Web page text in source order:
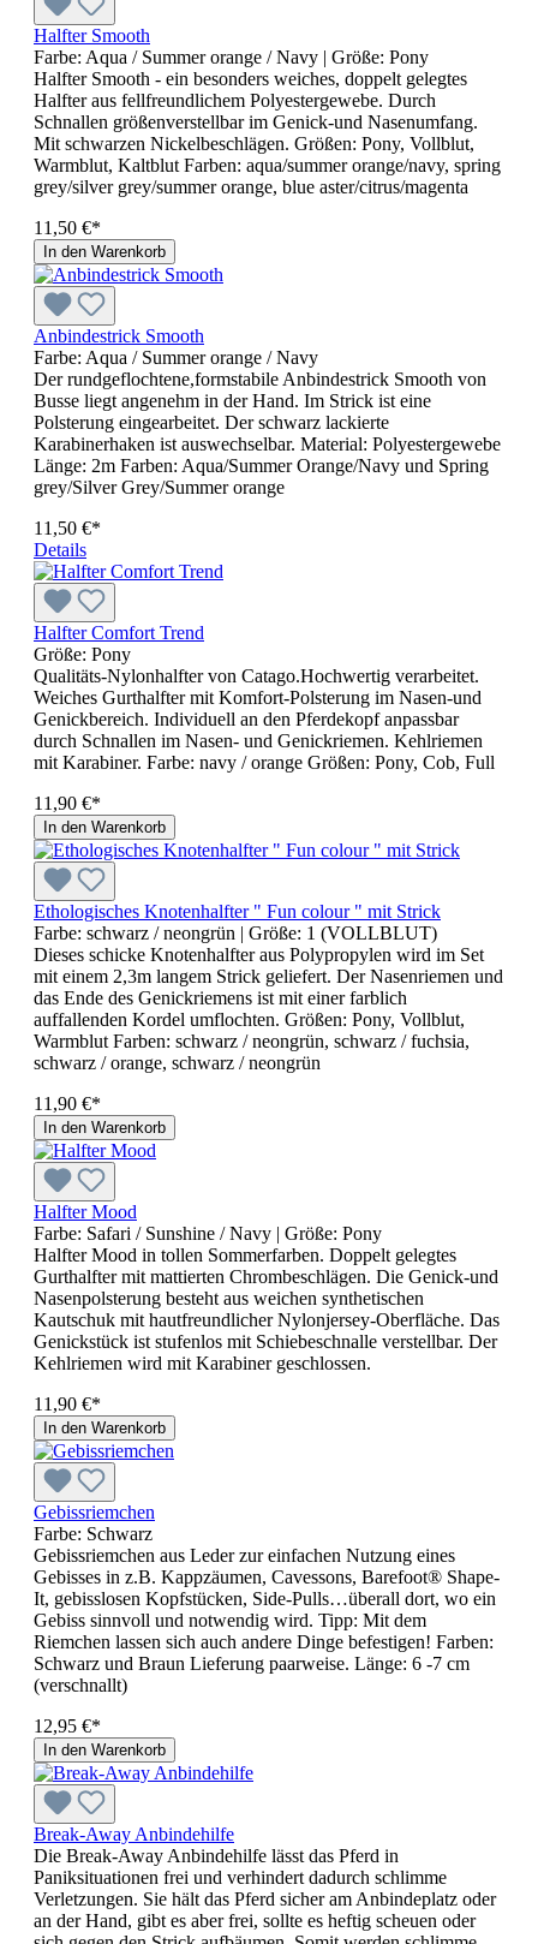
Halfter Smooth
Farbe: Aqua / Summer orange / Navy | Größe: Pony
Halfter Smooth - ein besonders weiches, doppelt gelegtes
Halfter aus fellfreundlichem Polyestergewebe. Durch
Schnallen größenverstellbar im Genick-und Nasenumfang.
Mit schwarzen Nickelbeschlägen. Größen: Pony, Vollblut,
Warmblut, Kaltblut Farben: aqua/summer orange/navy, spring
grey/silver grey/summer orange, blue aster/citrus/magenta
11,50 €*
In den Warenkorb
Anbindestrick Smooth
Farbe: Aqua / Summer orange / Navy
Der rundgeflochtene,formstabile Anbindestrick Smooth von
Busse liegt angenehm in der Hand. Im Strick ist eine
Polsterung eingearbeitet. Der schwarz lackierte
Karabinerhaken ist auswechselbar. Material: Polyestergewebe
Länge: 2m Farben: Aqua/Summer Orange/Navy und Spring
grey/Silver Grey/Summer orange
11,50 €*
Details
Halfter Comfort Trend
Größe: Pony
Qualitäts-Nylonhalfter von Catago.Hochwertig verarbeitet.
Weiches Gurthalfter mit Komfort-Polsterung im Nasen-und
Genickbereich. Individuell an den Pferdekopf anpassbar
durch Schnallen im Nasen- und Genickriemen. Kehlriemen
mit Karabiner. Farbe: navy / orange Größen: Pony, Cob, Full
11,90 €*
In den Warenkorb
Ethologisches Knotenhalfter " Fun colour " mit Strick
Farbe: schwarz / neongrün | Größe: 1 (VOLLBLUT)
Dieses schicke Knotenhalfter aus Polypropylen wird im Set
mit einem 2,3m langem Strick geliefert. Der Nasenriemen und
das Ende des Genickriemens ist mit einer farblich
auffallenden Kordel umflochten. Größen: Pony, Vollblut,
Warmblut Farben: schwarz / neongrün, schwarz / fuchsia,
schwarz / orange, schwarz / neongrün
11,90 €*
In den Warenkorb
Halfter Mood
Farbe: Safari / Sunshine / Navy | Größe: Pony
Halfter Mood in tollen Sommerfarben. Doppelt gelegtes
Gurthalfter mit mattierten Chrombeschlägen. Die Genick-und
Nasenpolsterung besteht aus weichen synthetischen
Kautschuk mit hautfreundlicher Nylonjersey-Oberfläche. Das
Genickstück ist stufenlos mit Schiebeschnalle verstellbar. Der
Kehlriemen wird mit Karabiner geschlossen.
11,90 €*
In den Warenkorb
Gebissriemchen
Farbe: Schwarz
Gebissriemchen aus Leder zur einfachen Nutzung eines
Gebisses in z.B. Kappzäumen, Cavessons, Barefoot® Shape-
It, gebisslosen Kopfstücken, Side-Pulls…überall dort, wo ein
Gebiss sinnvoll und notwendig wird. Tipp: Mit dem
Riemchen lassen sich auch andere Dinge befestigen! Farben:
Schwarz und Braun Lieferung paarweise. Länge: 6 -7 cm
(verschnallt)
12,95 €*
In den Warenkorb
Break-Away Anbindehilfe
Die Break-Away Anbindehilfe lässt das Pferd in
Paniksituationen frei und verhindert dadurch schlimme
Verletzungen. Sie hält das Pferd sicher am Anbindeplatz oder
an der Hand, gibt es aber frei, sollte es heftig scheuen oder